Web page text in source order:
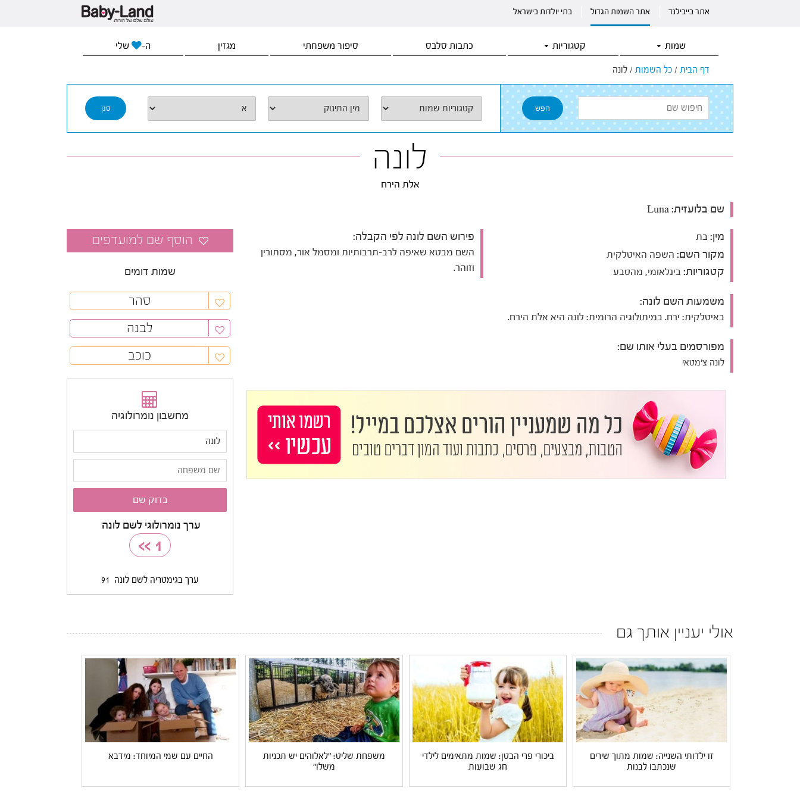
אתר בייבילנד אתר השמות הגדול בתי יולדות בישראל
שמות קטגוריות כתבות סלבס סיפור משפחתי מגזין ה- שלי
דף הבית / כל השמות / לונה
לונה
אלת הירח
שם בלועזית:
מין: בת
מקור השם: השפה האיטלקית
קטגוריות: בינלאומי, מהטבע
משמעות השם לונה:
באיטלקית: ירח. במיתולוגיה הרומית: לונה היא אלת הירח.
מפורסמים בעלי אותו שם:
לונה צ'מטאי
פירוש השם לונה לפי הקבלה:
השם מבטא שאיפה לרב-תרבותיות ומסמל אור, מסתורין
וזוהר.
שמות דומים
סהר
לבנה
כוכב
מחשבון נומרולוגיה
ערך נומרולוגי לשם לונה
1
>>
ערך בגימטריה לשם לונה 91
אולי יעניין אותך גם
זו ילדותי השנייה: שמות מתוך שירים
שנכתבו לבנות
ביכורי פרי הבטן: שמות מתאימים לילדי
חג שבועות
משפחת שליט: "לאלוהים יש תכניות
משלו"
החיים עם שמי המיוחד: מידבא